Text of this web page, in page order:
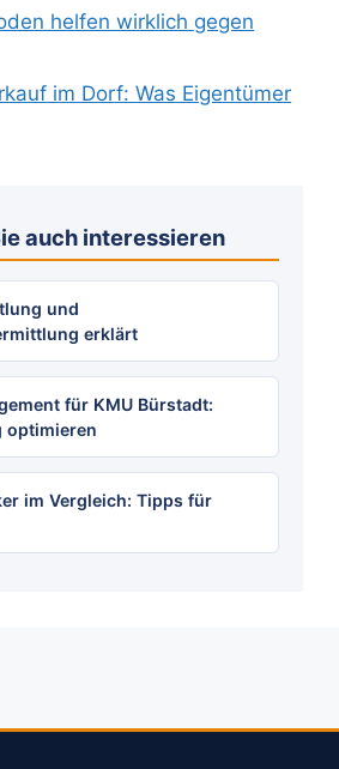
helfen wirklich gegen
im Dorf: Was Eigentümer
auch interessieren
und
erklärt
für KMU Bürstadt:
optimieren
im Vergleich: Tipps für